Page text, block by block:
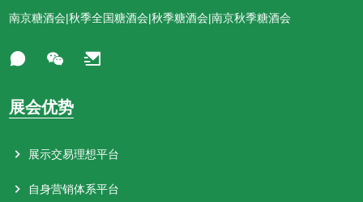
南京糖酒会|秋季全国糖酒会|秋季糖酒会|南京秋季糖酒会
展会优势
展示交易理想平台
自身营销体系平台